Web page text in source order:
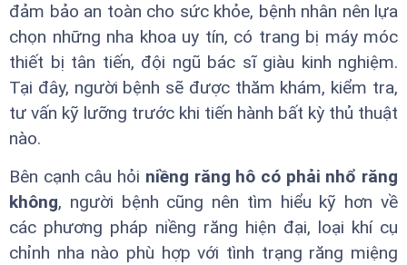
đảm bảo an toàn cho sức khỏe, bệnh nhân nên lựa
chọn những nha khoa uy tín, có trang bị máy móc
thiết bị tân tiến, đội ngũ bác sĩ giàu kinh nghiệm.
Tại đây, người bệnh sẽ được thăm khám, kiểm tra,
tư vấn kỹ lưỡng trước khi tiến hành bất kỳ thủ thuật
nào.
Bên cạnh câu hỏi niềng răng hô có phải nhổ răng
không, người bệnh cũng nên tìm hiểu kỹ hơn về
các phương pháp niềng răng hiện đại, loại khí cụ
chỉnh nha nào phù hợp với tình trạng răng miệng